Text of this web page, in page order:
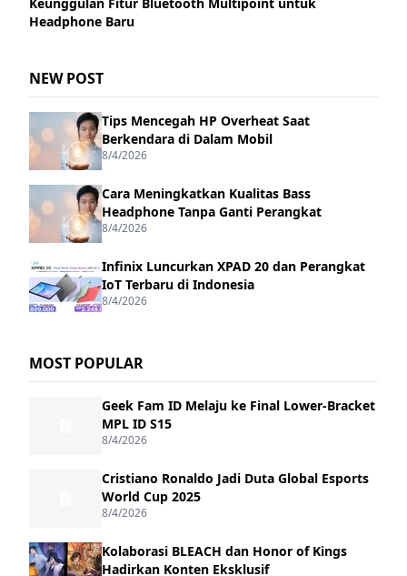
Headphone Baru
NEW POST
Tips Mencegah HP Overheat Saat
Berkendara di Dalam Mobil
8/4/2026
Cara Meningkatkan Kualitas Bass
Headphone Tanpa Ganti Perangkat
8/4/2026
Infinix Luncurkan XPAD 20 dan Perangkat
IoT Terbaru di Indonesia
8/4/2026
MOST POPULAR
Geek Fam ID Melaju ke Final Lower-Bracket
MPL ID S15
8/4/2026
Cristiano Ronaldo Jadi Duta Global Esports
World Cup 2025
8/4/2026
Kolaborasi BLEACH dan Honor of Kings
Hadirkan Konten Eksklusif